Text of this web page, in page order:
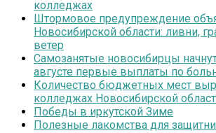
колледжах
Штормовое предупреждение
Новосибирской области: ливни,
ветер
Самозанятые новосибирцы
августе первые выплаты по
Количество бюджетных мест
колледжах Новосибирской
Победы в иркутской Зиме
Полезные лакомства для